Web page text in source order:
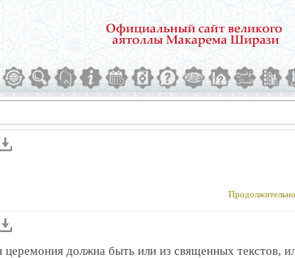
церемония должна быть или из священных текстов,